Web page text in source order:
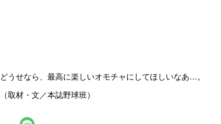
どうせなら、最高に楽しいオモチャにしてほしいなあ…。
（取材・文／本誌野球班）